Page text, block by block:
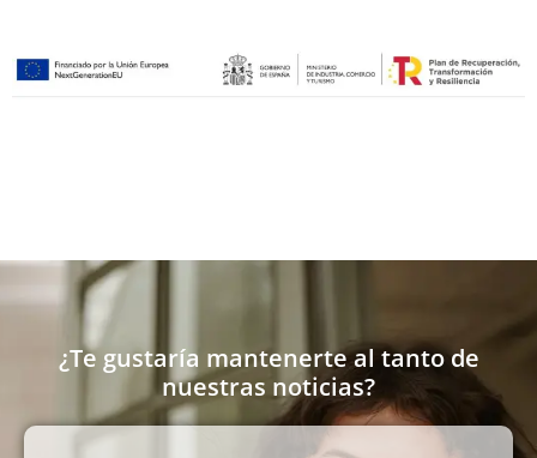
¿Te gustaría mantenerte al tanto de
nuestras noticias?